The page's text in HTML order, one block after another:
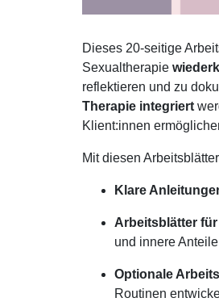
Dieses 20-seitige
Sexualtherapie
reflektieren und zu
Therapie integriert
Klient:innen
Mit diesen
Klare
Arbeitsblätter
und innere
Optionale
Routinen